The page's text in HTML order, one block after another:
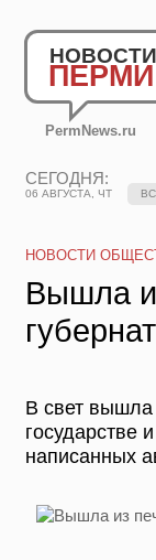
НОВОСТИ
ПЕРМИ
PermNews.ru
СЕГОДНЯ:
06 АВГУСТА, ЧТ
НОВОСТИ
Вышла
В свет вышла
государстве
написанных